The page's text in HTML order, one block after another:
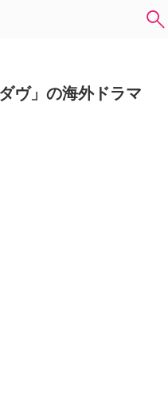
ヴ」の海外ドラマ